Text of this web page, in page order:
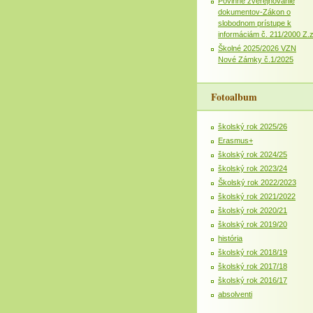
dokumentov-Zákon o
slobodnom prístupe k
informáciám č. 211/2000 Z.z
Školné 2025/2026 VZN
Nové Zámky č.1/2025
Fotoalbum
školský rok 2025/26
Erasmus+
školský rok 2024/25
školský rok 2023/24
Školský rok 2022/2023
školský rok 2021/2022
školský rok 2020/21
školský rok 2019/20
história
školský rok 2018/19
školský rok 2017/18
školský rok 2016/17
absolventi